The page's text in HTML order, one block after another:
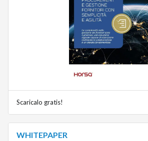
Scaricalo gratis!
WHITEPAPER